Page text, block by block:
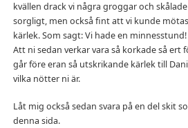
kvällen drack vi några groggar och
sorgligt, men också fint att vi kunde
kärlek. Som sagt: Vi hade en minnesstund!
Att ni sedan verkar vara så korkade så ert
går före eran så utskrikande kärlek till
vilka nötter ni är.
Låt mig också sedan svara på en del skit
denna sida.